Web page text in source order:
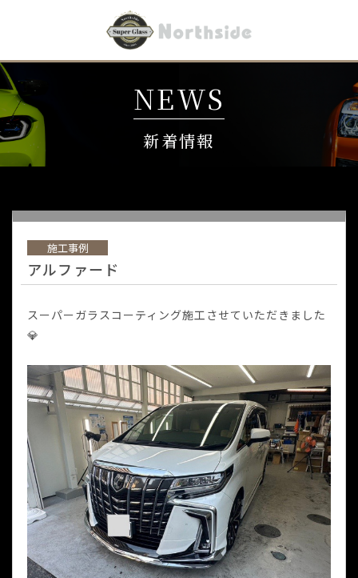
NEWS
新着情報
施工事例
アルファード
スーパーガラスコーティング施工させていただきました
💎